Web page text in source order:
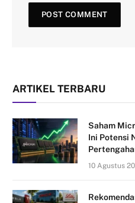
ARTIKEL TERBARU
Saham
Ini Potensi
10 Agustus